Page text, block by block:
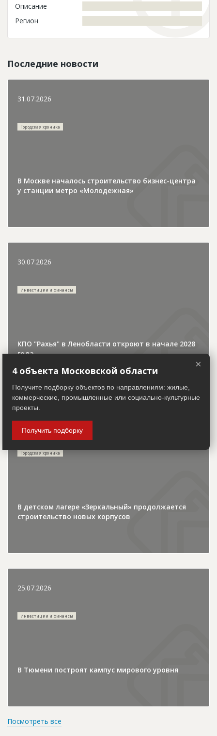
Описание
Регион
Последние новости
31.07.2026
Городская хроника
В Москве началось строительство бизнес-центра
у станции метро «Молодежная»
30.07.2026
Инвестиции и финансы
КПО "Рахья" в Ленобласти откроют в начале 2028
года
Городская хроника
В детском лагере «Зеркальный» продолжается
строительство новых корпусов
25.07.2026
Инвестиции и финансы
В Тюмени построят кампус мирового уровня
Посмотреть все
×
4 объекта Московской области
Получите подборку объектов по направлениям: жилые,
коммерческие, промышленные или социально-культурные
проекты.
Получить подборку